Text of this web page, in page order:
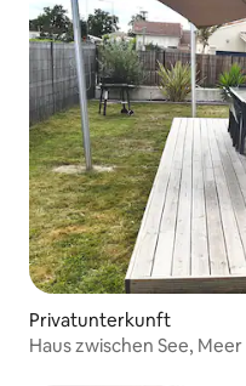
Privatunterkunft
Haus zwischen See,